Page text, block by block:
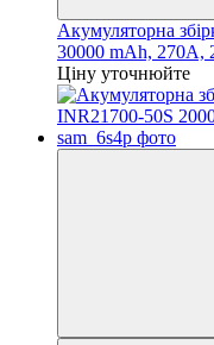
Акумуляторна
30000 mAh, 270A,
Ціну уточнюйте